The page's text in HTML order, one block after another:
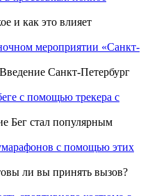
и как это влияет
мероприятии «Санкт-
Санкт-Петербург
с помощью трекера с
Бег стал популярным
с помощью этих
ли вы принять вызов?